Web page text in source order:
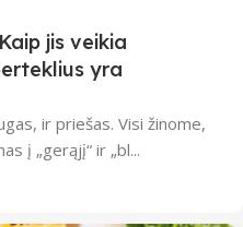
jis veikia
yra
ir priešas. Visi žinome,
į „gerąjį“ ir „bl...